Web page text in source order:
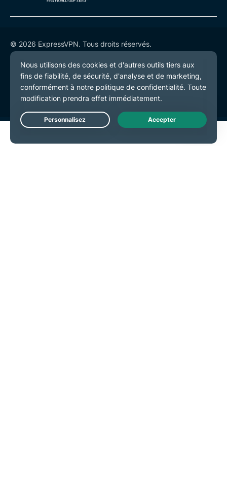
© 2026 ExpressVPN. Tous droits réservés.
Politique de confidentialité
Conditions de service
Préférences de cookies
Live Chat